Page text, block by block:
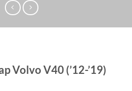
Volvo V40 (’12-’19)